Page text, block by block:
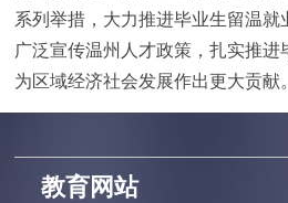
系列举措，大力推进毕业生留温
广泛宣传温州人才政策，扎实推进
为区域经济社会发展作出更大贡献。
教育网站